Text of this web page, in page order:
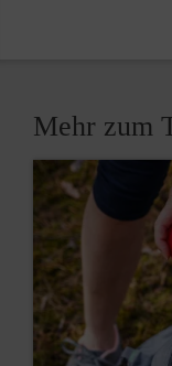
Mehr zum